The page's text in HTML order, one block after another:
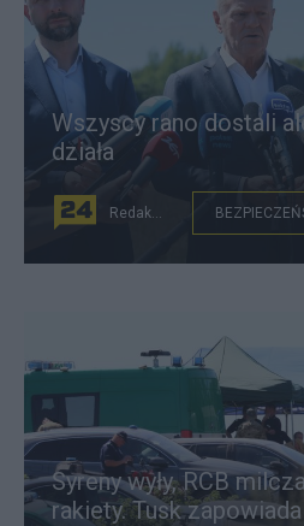
Wszyscy rano dostali
działa
Redakcja
Syreny wyły, RCB
rakiety. Tusk